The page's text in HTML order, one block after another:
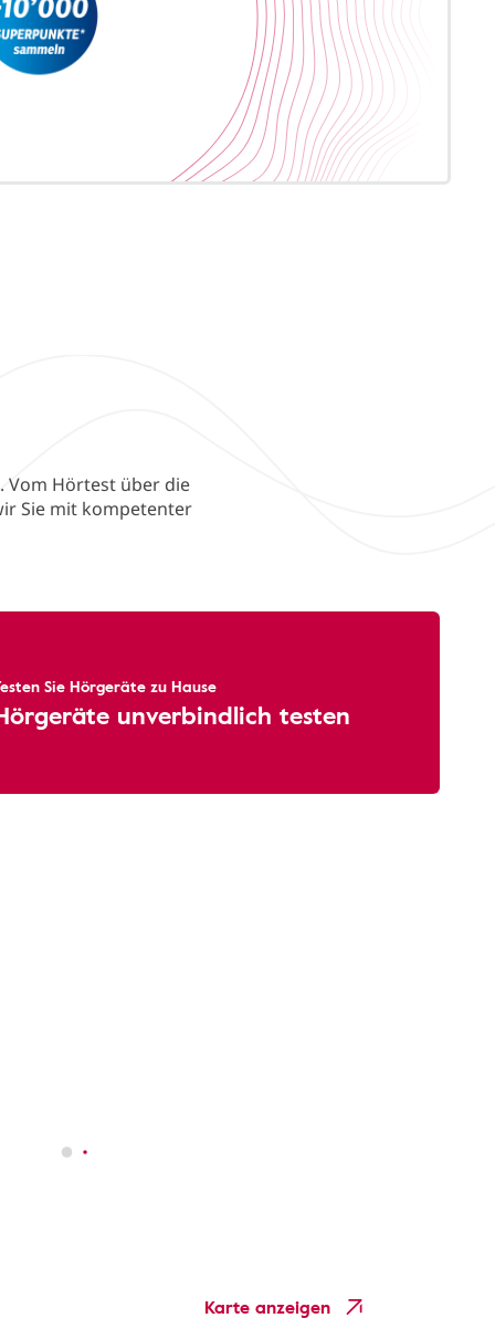
Vom Hörtest über die
Sie mit kompetenter
Sie Hörgeräte zu Hause
unverbindlich testen
Karte anzeigen